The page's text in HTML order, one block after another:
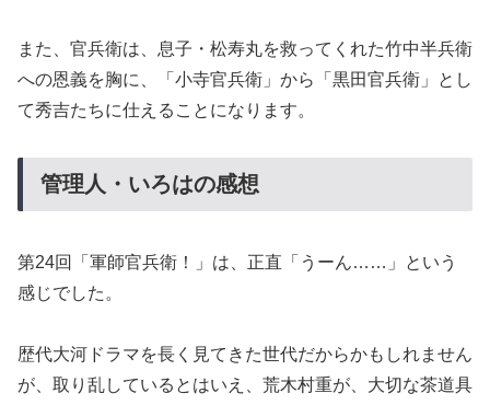
また、官兵衛は、息子・松寿丸を救ってくれた竹中半兵衛
への恩義を胸に、「小寺官兵衛」から「黒田官兵衛」とし
て秀吉たちに仕えることになります。
管理人・いろはの感想
第24回「軍師官兵衛！」は、正直「うーん……」という
感じでした。
歴代大河ドラマを長く見てきた世代だからかもしれません
が、取り乱しているとはいえ、荒木村重が、大切な茶道具